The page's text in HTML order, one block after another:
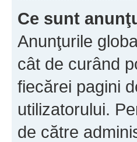
Ce sunt
Anunţurile
cât de curând
fiecărei pagini
utilizatorului.
de către